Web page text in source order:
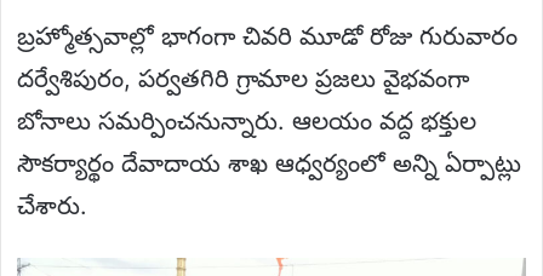
బ్రహ్మోత్సవాల్లో భాగంగా చివరి మూడో రోజు గురువారం
దర్వేశిపురం, పర్వతగిరి గ్రామాల ప్రజలు వైభవంగా
బోనాలు సమర్పించనున్నారు. ఆలయం వద్ద భక్తుల
సౌకర్యార్థం దేవాదాయ శాఖ ఆధ్వర్యంలో అన్ని ఏర్పాట్లు
చేశారు.